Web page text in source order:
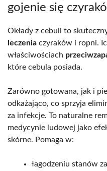
gojenie się
Okłady z cebuli to
leczenia czyraków i ropni.
właściwościach
które cebula posiada.
Zarówno gotowana, jak i
odkażająco, co sprzyja
za infekcje. To naturalne
medycynie ludowej jako
skórne. Pomaga w:
łagodzeniu stanów